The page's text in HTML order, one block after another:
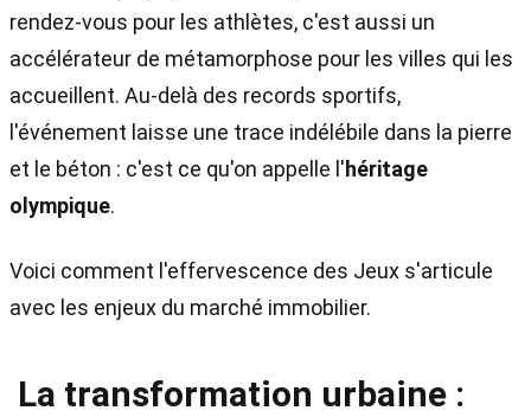
rendez-vous pour les athlètes, c'est aussi un
accélérateur de métamorphose pour les villes qui les
accueillent. Au-delà des records sportifs,
l'événement laisse une trace indélébile dans la pierre
et le béton : c'est ce qu'on appelle l'héritage
olympique.
Voici comment l'effervescence des Jeux s'articule
avec les enjeux du marché immobilier.
La transformation urbaine :